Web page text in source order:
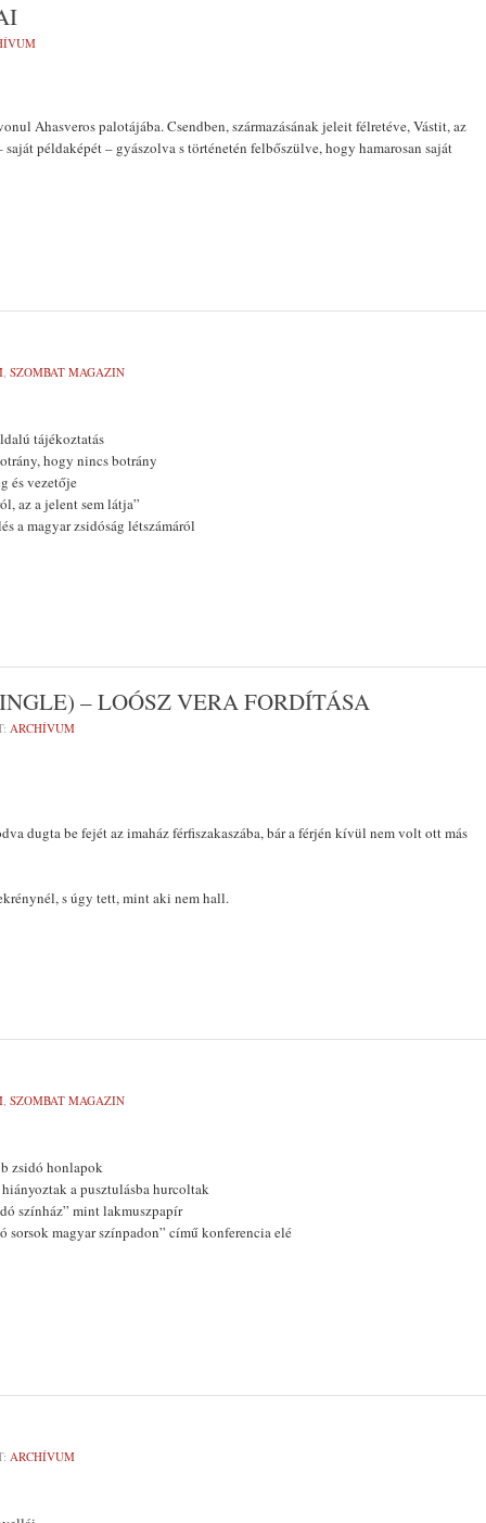
Ahasveros palotájába. Csendben, származásának jeleit félretéve, Vástit, az
példaképét – gyászolva s történetén felbőszülve, hogy hamarosan saját
, SZOMBAT MAGAZIN
tájékoztatás
hogy nincs botrány
és vezetője
az a jelent sem látja”
a magyar zsidóság létszámáról
– LOÓSZ VERA FORDÍTÁSA
ARCHÍVUM
dugta be fe­jét az imaház férfiszakaszába, bár a férjén kívül nem volt ott más
s úgy tett, mint aki nem hall.
, SZOMBAT MAGAZIN
zsidó honlapok
a pusztulásba hurcoltak
színház” mint lakmuszpapír
magyar színpadon” című konferencia elé
ARCHÍVUM